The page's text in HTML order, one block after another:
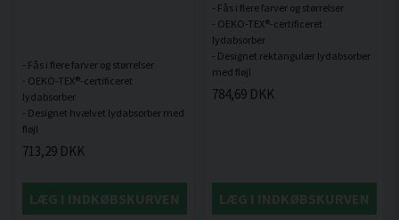
- Fås i flere farver og størrelser
- OEKO-TEX®-certificeret
lydabsorber
- Designet hvælvet lydabsorber med
713,29 DKK
LÆG I INDKØBSKURVEN
- Fås i flere farver og størrelser
- OEKO-TEX®-certificeret
lydabsorber
- Designet rektangulær lydabsorber
784,69 DKK
LÆG I INDKØBSKURVEN